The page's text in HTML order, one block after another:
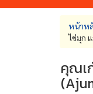
You
are
here
หน้าห
ไข่มุก
คุณเ